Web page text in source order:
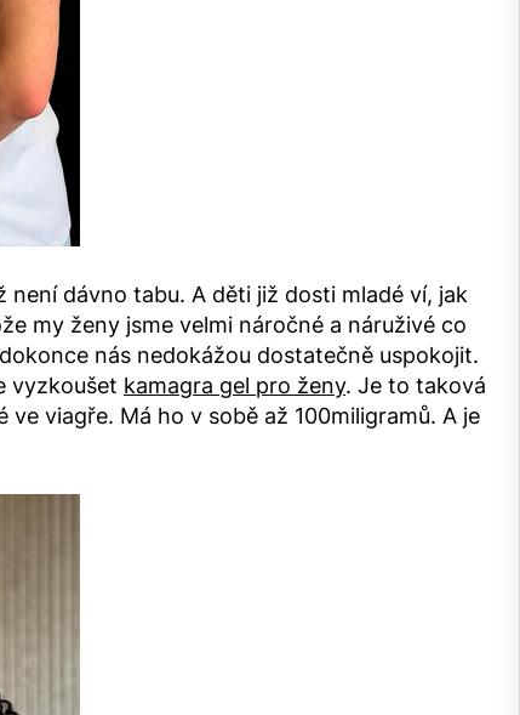
dávno tabu. A děti již dosti mladé ví, jak
my ženy jsme velmi náročné a náruživé co
nás nedokážou dostatečně uspokojit.
vyzkoušet kamagra gel pro ženy. Je to taková
viagře. Má ho v sobě až 100miligramů. A je